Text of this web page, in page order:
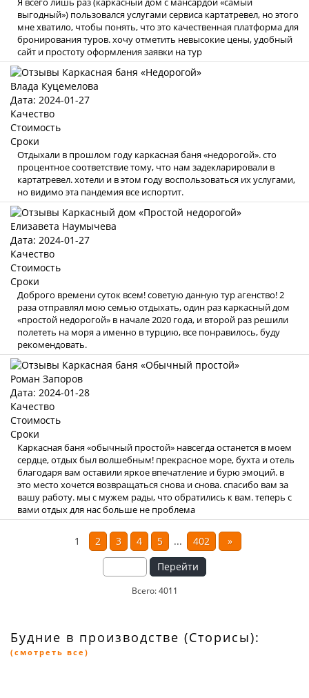
выгодный») пользовался услугами сервиса картатревел, но этого
мне хватило, чтобы понять, что это качественная платформа для
бронирования туров. хочу отметить невысокие цены, удобный
сайт и простоту оформления заявки на тур
Влада Куцемелова
Дата: 2024-01-27
Качество
Стоимость
Сроки
Отдыхали в прошлом году каркасная баня «недорогой». сто
процентное соответствие тому, что нам задекларировали в
картатревел. хотели и в этом году воспользоваться их услугами,
но видимо эта пандемия все испортит.
Елизавета Наумычева
Дата: 2024-01-27
Качество
Стоимость
Сроки
Доброго времени суток всем! советую данную тур агенство! 2
раза отправлял мою семью отдыхать, один раз каркасный дом
«простой недорогой» в начале 2020 года, и второй раз решили
полететь на моря а именно в турцию, все понравилось, буду
рекомендовать.
Роман Запоров
Дата: 2024-01-28
Качество
Стоимость
Сроки
Каркасная баня «обычный простой» навсегда останется в моем
сердце, отдых был волшебным! прекрасное море, бухта и отель
благодаря вам оставили яркое впечатление и бурю эмоций. в
это место хочется возвращаться снова и снова. спасибо вам за
вашу работу. мы с мужем рады, что обратились к вам. теперь с
вами отдых для нас больше не проблема
1 2 3 4 5 ... 402
»
Перейти
Всего: 4011
Будние в производстве (Сторисы):
(смотреть все)